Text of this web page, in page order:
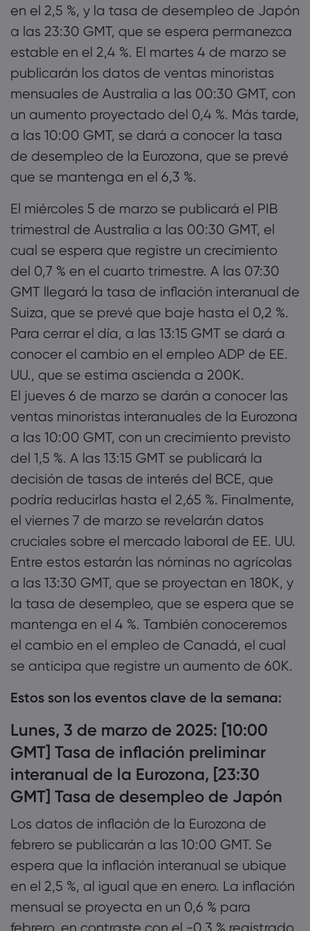
interés del BCE
5. Viernes, 7 de marzo de 2025: [13:30 GMT]
Nóminas no agrícolas de EE. UU., [13:30 GMT]
Tasa de desempleo de EE. UU., [13:30 GMT]
Cambio en el empleo de Canadá
en el 2,5 %, y la tasa de desempleo de Japón
a las 23:30 GMT, que se espera permanezca
estable en el 2,4 %. El martes 4 de marzo se
publicarán los datos de ventas minoristas
mensuales de Australia a las 00:30 GMT, con
un aumento proyectado del 0,4 %. Más tarde,
a las 10:00 GMT, se dará a conocer la tasa
de desempleo de la Eurozona, que se prevé
que se mantenga en el 6,3 %.
El miércoles 5 de marzo se publicará el PIB
trimestral de Australia a las 00:30 GMT, el
cual se espera que registre un crecimiento
del 0,7 % en el cuarto trimestre. A las 07:30
GMT llegará la tasa de inflación interanual de
Suiza, que se prevé que baje hasta el 0,2 %.
Para cerrar el día, a las 13:15 GMT se dará a
conocer el cambio en el empleo ADP de EE.
UU., que se estima ascienda a 200K.
El jueves 6 de marzo se darán a conocer las
ventas minoristas interanuales de la Eurozona
a las 10:00 GMT, con un crecimiento previsto
del 1,5 %. A las 13:15 GMT se publicará la
decisión de tasas de interés del BCE, que
podría reducirlas hasta el 2,65 %. Finalmente,
el viernes 7 de marzo se revelarán datos
cruciales sobre el mercado laboral de EE. UU.
Entre estos estarán las nóminas no agrícolas
a las 13:30 GMT, que se proyectan en 180K, y
la tasa de desempleo, que se espera que se
mantenga en el 4 %. También conoceremos
el cambio en el empleo de Canadá, el cual
se anticipa que registre un aumento de 60K.
Estos son los eventos clave de la semana:
Lunes, 3 de marzo de 2025: [10:00
GMT] Tasa de inflación preliminar
interanual de la Eurozona, [23:30
GMT] Tasa de desempleo de Japón
Los datos de inflación de la Eurozona de
febrero se publicarán a las 10:00 GMT. Se
espera que la inflación interanual se ubique
en el 2,5 %, al igual que en enero. La inflación
mensual se proyecta en un 0,6 % para